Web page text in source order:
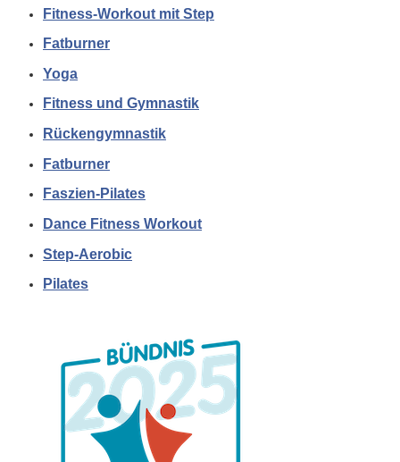
Fitness-Workout mit Step
Fatburner
Yoga
Fitness und Gymnastik
Rückengymnastik
Fatburner
Faszien-Pilates
Dance Fitness Workout
Step-Aerobic
Pilates